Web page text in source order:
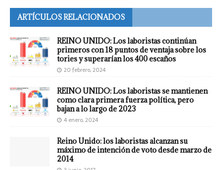
ARTÍCULOS RELACIONADOS
REINO UNIDO: Los laboristas continúan
primeros con 18 puntos de ventaja sobre los
tories y superarían los 400 escaños
20 febrero, 2024
REINO UNIDO: Los laboristas se mantienen
como clara primera fuerza política, pero
bajan a lo largo de 2023
4 enero, 2024
Reino Unido: los laboristas alcanzan su
máximo de intención de voto desde marzo de
2014